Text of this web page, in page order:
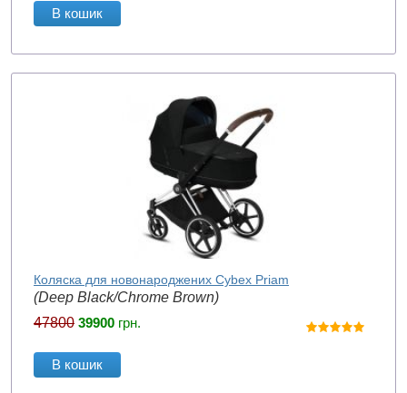
В кошик
Коляска для новонароджених Cybex Priam
(Deep Black/Chrome Brown)
47800 39900 грн.
В кошик